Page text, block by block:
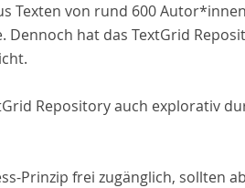
Texten von rund 600
hat das TextGrid
Repository auch explorativ
Prinzip frei zugänglich, sollten